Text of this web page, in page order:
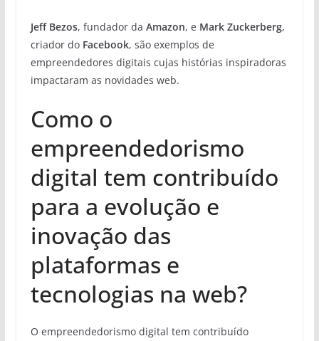
Jeff Bezos, fundador da Amazon, e Mark Zuckerberg,
criador do Facebook, são exemplos de
empreendedores digitais cujas histórias inspiradoras
impactaram as novidades web.
Como o
empreendedorismo
digital tem contribuído
para a evolução e
inovação das
plataformas e
tecnologias na web?
O empreendedorismo digital tem contribuído